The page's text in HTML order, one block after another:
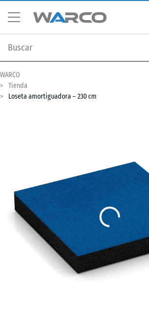
WARCO
Tienda
Loseta amortiguadora – 230 cm